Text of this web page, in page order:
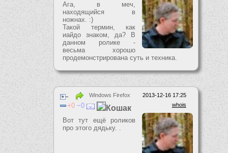
Ага, в меч,
находящийся в
ножнах. :)
Такой термин, как
иайдо знаком, да? В
данном ролике -
весьма хорошо
продемонстрирована суть и техника.
2013-12-16 17:25
Windows Firefox
whois
0 0 Кошак
Вот тут ещё роликов
про этого дядьку. .